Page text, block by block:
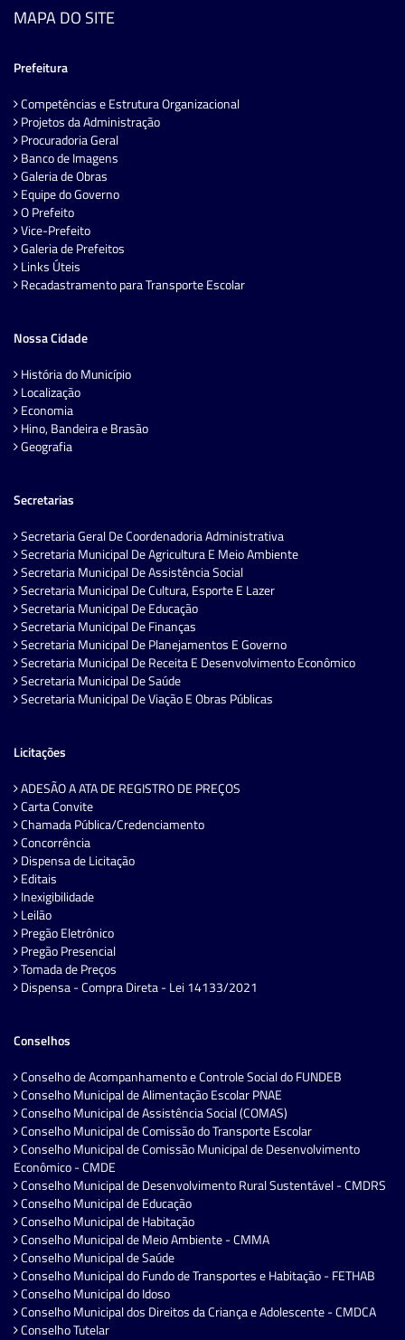
MAPA DO SITE
Prefeitura
Competências e Estrutura Organizacional
Projetos da Administração
Procuradoria Geral
Banco de Imagens
Galeria de Obras
Equipe do Governo
O Prefeito
Vice-Prefeito
Galeria de Prefeitos
Links Úteis
Recadastramento para Transporte Escolar
Nossa Cidade
História do Município
Localização
Economia
Hino, Bandeira e Brasão
Geografia
Secretarias
Secretaria Geral De Coordenadoria Administrativa
Secretaria Municipal De Agricultura E Meio Ambiente
Secretaria Municipal De Assistência Social
Secretaria Municipal De Cultura, Esporte E Lazer
Secretaria Municipal De Educação
Secretaria Municipal De Finanças
Secretaria Municipal De Planejamentos E Governo
Secretaria Municipal De Receita E Desenvolvimento Econômico
Secretaria Municipal De Saúde
Secretaria Municipal De Viação E Obras Públicas
Licitações
ADESÃO A ATA DE REGISTRO DE PREÇOS
Carta Convite
Chamada Pública/Credenciamento
Concorrência
Dispensa de Licitação
Editais
Inexigibilidade
Leilão
Pregão Eletrônico
Pregão Presencial
Tomada de Preços
Dispensa - Compra Direta - Lei 14133/2021
Conselhos
Conselho de Acompanhamento e Controle Social do FUNDEB
Conselho Municipal de Alimentação Escolar PNAE
Conselho Municipal de Assistência Social (COMAS)
Conselho Municipal de Comissão do Transporte Escolar
Conselho Municipal de Comissão Municipal de Desenvolvimento
Econômico - CMDE
Conselho Municipal de Desenvolvimento Rural Sustentável - CMDRS
Conselho Municipal de Educação
Conselho Municipal de Habitação
Conselho Municipal de Meio Ambiente - CMMA
Conselho Municipal de Saúde
Conselho Municipal do Fundo de Transportes e Habitação - FETHAB
Conselho Municipal do Idoso
Conselho Municipal dos Direitos da Criança e Adolescente - CMDCA
Conselho Tutelar